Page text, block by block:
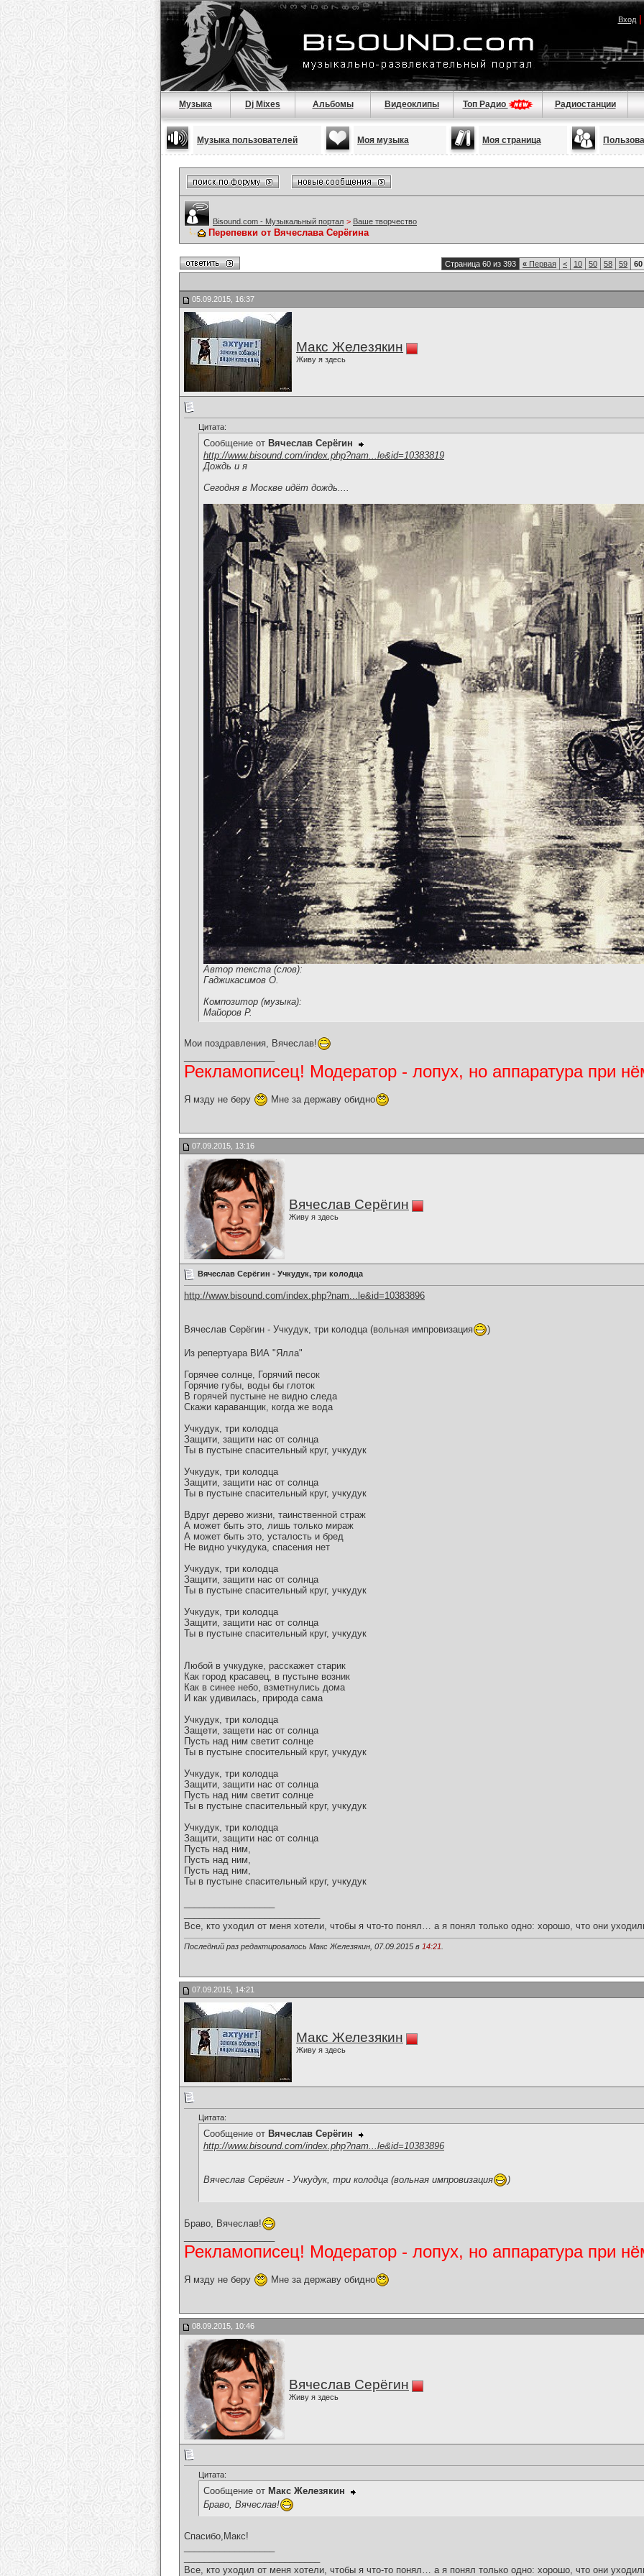
Вход|
Музыка Dj Mixes Альбомы Видеоклипы Топ Радио Радиостанции
Музыка пользователей Моя музыка Моя страница
Bisound.com - Музыкальный портал > Ваше творчество
Перепевки от Вячеслава Серёгина
Страница 60 из 393 « Первая < 10 50 58 59 60
05.09.2015, 16:37
Макс Железякин
Живу я здесь
Цитата:
Сообщение от Вячеслав Серёгин
http://www.bisound.com/index.php?nam...le&id=10383819
Дождь и я
Сегодня в Москве идёт дождь....
Автор текста (слов):
Гаджикасимов О.
Композитор (музыка):
Майоров Р.
Мои поздравления, Вячеслав!
Рекламописец! Модератор - лопух, но аппаратура при
Я мзду не беру Мне за державу обидно
07.09.2015, 13:16
Вячеслав Серёгин
Живу я здесь
Вячеслав Серёгин - Учкудук, три колодца
http://www.bisound.com/index.php?nam...le&id=10383896
Вячеслав Серёгин - Учкудук, три колодца (вольная импровизация )
Из репертуара ВИА "Ялла"
Горячее солнце, Горячий песок
Горячие губы, воды бы глоток
В горячей пустыне не видно следа
Скажи караванщик, когда же вода
Учкудук, три колодца
Защити, защити нас от солнца
Ты в пустыне спасительный круг, учкудук
Учкудук, три колодца
Защити, защити нас от солнца
Ты в пустыне спасительный круг, учкудук
Вдруг дерево жизни, таинственной страж
А может быть это, лишь только мираж
А может быть это, усталость и бред
Не видно учкудука, спасения нет
Учкудук, три колодца
Защити, защити нас от солнца
Ты в пустыне спасительный круг, учкудук
Учкудук, три колодца
Защити, защити нас от солнца
Ты в пустыне спасительный круг, учкудук
Любой в учкудуке, расскажет старик
Как город красавец, в пустыне возник
Как в синее небо, взметнулись дома
И как удивилась, природа сама
Учкудук, три колодца
Защети, защети нас от солнца
Пусть над ним светит солнце
Ты в пустыне спосительный круг, учкудук
Учкудук, три колодца
Защити, защити нас от солнца
Пусть над ним светит солнце
Ты в пустыне спасительный круг, учкудук
Учкудук, три колодца
Защити, защити нас от солнца
Пусть над ним,
Пусть над ним,
Пусть над ним,
Ты в пустыне спасительный круг, учкудук
Все, кто уходил от меня хотели, чтобы я что-то понял… а я понял только одно: хорошо, что они
Последний раз редактировалось Макс Железякин, 07.09.2015 в 14:21
07.09.2015, 14:21
Макс Железякин
Живу я здесь
Цитата:
Сообщение от Вячеслав Серёгин
http://www.bisound.com/index.php?nam...le&id=10383896
Вячеслав Серёгин - Учкудук, три колодца (вольная импровизация )
Браво, Вячеслав!
Рекламописец! Модератор - лопух, но аппаратура при
Я мзду не беру Мне за державу обидно
08.09.2015, 10:46
Вячеслав Серёгин
Живу я здесь
Цитата:
Сообщение от Макс Железякин
Браво, Вячеслав!
Спасибо,Макс!
Все, кто уходил от меня хотели, чтобы я что-то понял… а я понял только одно: хорошо, что они